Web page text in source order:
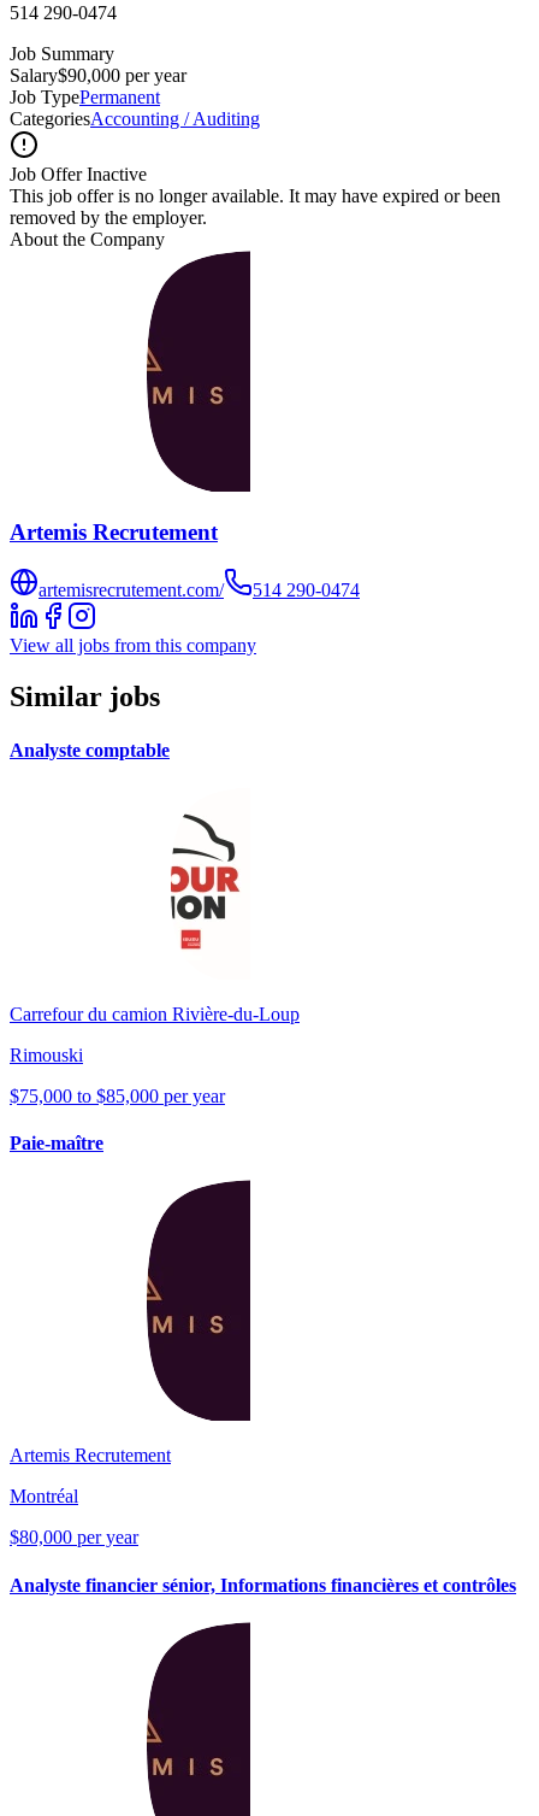
514 290-0474
Job Summary
Salary$90,000 per year
Job TypePermanent
CategoriesAccounting / Auditing
Job Offer Inactive
This job offer is no longer available. It may have expired or been
removed by the employer.
About the Company
Artemis Recrutement
artemisrecrutement.com/ 514 290-0474
View all jobs from this company
Similar jobs
Analyste comptable
Carrefour du camion Rivière-du-Loup
Rimouski
$75,000 to $85,000 per year
Paie-maître
Artemis Recrutement
Montréal
$80,000 per year
Analyste financier sénior, Informations financières et contrôles